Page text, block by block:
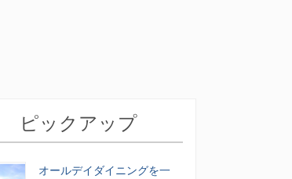
ピックアップ
オールデイダイニングを一